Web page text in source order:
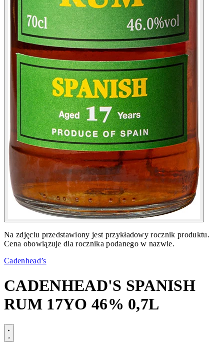
Na zdjęciu przedstawiony jest przykładowy rocznik produktu.
Cena obowiązuje dla rocznika podanego w nazwie.
Cadenhead’s
CADENHEAD'S SPANISH
RUM 17YO 46% 0,7L